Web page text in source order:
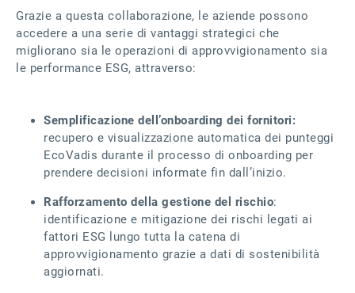
Grazie a questa collaborazione, le aziende possono
accedere a una serie di vantaggi strategici che
migliorano sia le operazioni di approvvigionamento sia
le performance ESG, attraverso:
Semplificazione dell’onboarding dei fornitori:
recupero e visualizzazione automatica dei punteggi
EcoVadis durante il processo di onboarding per
prendere decisioni informate fin dall’inizio.
Rafforzamento della gestione del rischio:
identificazione e mitigazione dei rischi legati ai
fattori ESG lungo tutta la catena di
approvvigionamento grazie a dati di sostenibilità
aggiornati.